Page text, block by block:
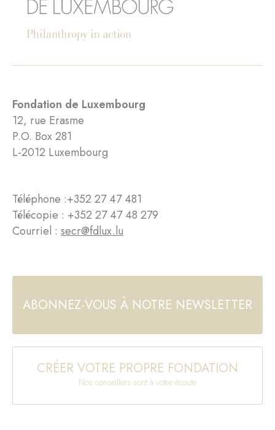
Fondation de Luxembourg
12, rue Erasme
P.O. Box 281
L-2012 Luxembourg
Téléphone :+352 27 47 481
Télécopie : +352 27 47 48 279
Courriel : secr@fdlux.lu
ABONNEZ-VOUS À NOTRE NEWSLETTER
CRÉER VOTRE PROPRE FONDATION
Nos conseillers sont à votre écoute